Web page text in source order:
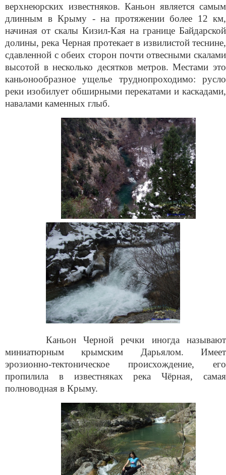
верхнеюрских известняков. Каньон является самым
длинным в Крыму - на протяжении более 12 км,
начиная от скалы Кизил-Кая на границе Байдарской
долины, река Черная протекает в извилистой теснине,
сдавленной с обеих сторон почти отвесными скалами
высотой в несколько десятков метров. Местами это
каньонообразное ущелье труднопроходимо: русло
реки изобилует обширными перекатами и каскадами,
навалами каменных глыб.
Каньон Черной речки иногда называют
миниатюрным крымским Дарьялом. Имеет
эрозионно-тектоническое происхождение, его
пропилила в известняках река Чёрная, самая
полноводная в Крыму.